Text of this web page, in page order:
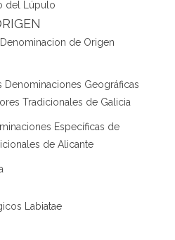
del Lúpulo
de Origen
Geográficas
Tradicionales de Galicia
Específicas de
de Alicante
Labiatae